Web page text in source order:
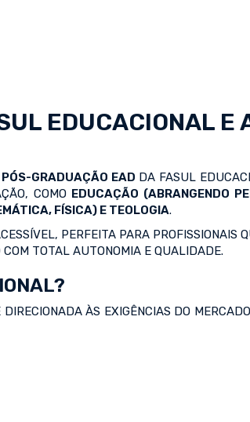
EDUCACIONAL E
GRADUAÇÃO EAD DA FASUL
COMO EDUCAÇÃO (ABRANGENDO
FÍSICA) E TEOLOGIA.
PERFEITA PARA PROFISSIONAIS
TOTAL AUTONOMIA E QUALIDADE.
ÀS EXIGÊNCIAS DO